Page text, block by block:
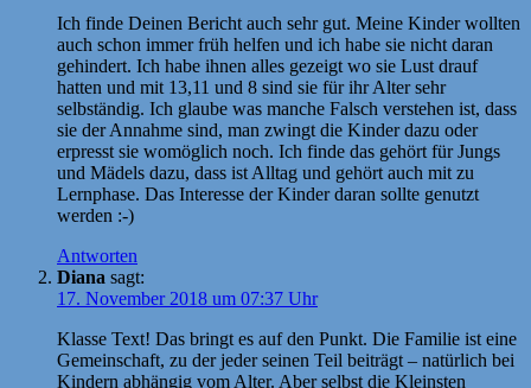
Ich finde Deinen Bericht auch sehr gut. Meine Kinder wollten
auch schon immer früh helfen und ich habe sie nicht daran
gehindert. Ich habe ihnen alles gezeigt wo sie Lust drauf
hatten und mit 13,11 und 8 sind sie für ihr Alter sehr
selbständig. Ich glaube was manche Falsch verstehen ist, dass
sie der Annahme sind, man zwingt die Kinder dazu oder
erpresst sie womöglich noch. Ich finde das gehört für Jungs
und Mädels dazu, dass ist Alltag und gehört auch mit zu
Lernphase. Das Interesse der Kinder daran sollte genutzt
werden :-)
Antworten
Diana sagt:
17. November 2018 um 07:37 Uhr
Klasse Text! Das bringt es auf den Punkt. Die Familie ist eine
Gemeinschaft, zu der jeder seinen Teil beiträgt – natürlich bei
Kindern abhängig vom Alter. Aber selbst die Kleinsten